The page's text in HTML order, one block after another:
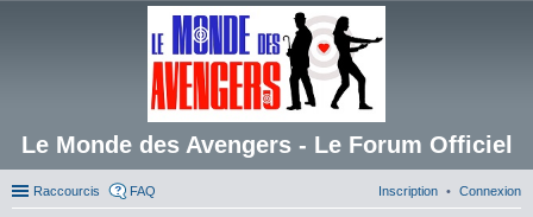
Le Monde des Avengers - Le Forum Officiel
Raccourcis FAQ Connexion
Inscription